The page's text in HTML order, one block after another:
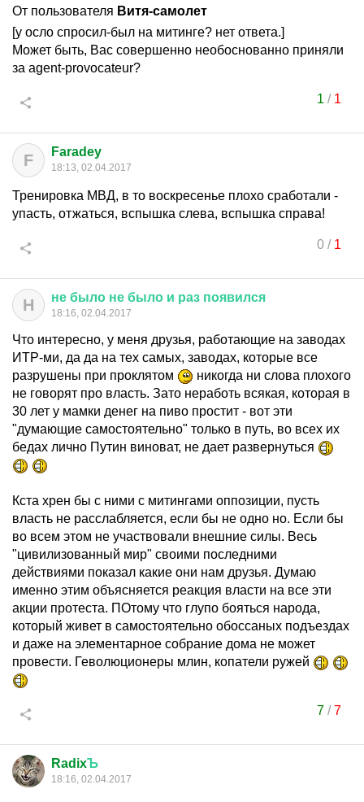
От пользователя Витя-самолет
[у осло спросил-был на митинге? нет ответа.]
Может быть, Вас совершенно необоснованно приняли
за agent-provocateur?
1 / 1
F Faradey
18:13, 02.04.2017
Тренировка МВД, в то воскресенье плохо сработали -
упасть, отжаться, вспышка слева, вспышка справа!
0/ 1
Н не было не было и раз появился
18:16, 02.04.2017
Что интересно, у меня друзья, работающие на заводах
ИТР-ми, да да на тех самых, заводах, которые все
разрушены при проклятом
никогда ни слова плохого
не говорят про власть. Зато неработь всякая, которая в
30 лет у мамки денег на пиво простит - вот эти
"думающие самостоятельно" только в путь, во всех их
бедах лично Путин виноват, не дает развернуться
Кста хрен бы с ними с митингами оппозиции, пусть
власть не расслабляется, если бы не одно но. Если бы
во всем этом не участвовали внешние силы. Весь
"цивилизованный мир" своими последними
действиями показал какие они нам друзья. Думаю
именно этим объясняется реакция власти на все эти
акции протеста. ПОтому что глупо бояться народа,
который живет в самостоятельно обоссаных подъездах
и даже на элементарное собрание дома не может
провести. Геволюционеры млин, копатели ружей
7/7
RadixЪ
18:16, 02.04.2017